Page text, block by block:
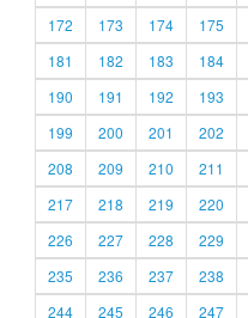
172
173 174 175
181
182 183 184
190
191 192 193
199
200 201 202
208
209 210 211
217
218 219 220
226
227 228 229
235
236 237 238
244
245 246 247